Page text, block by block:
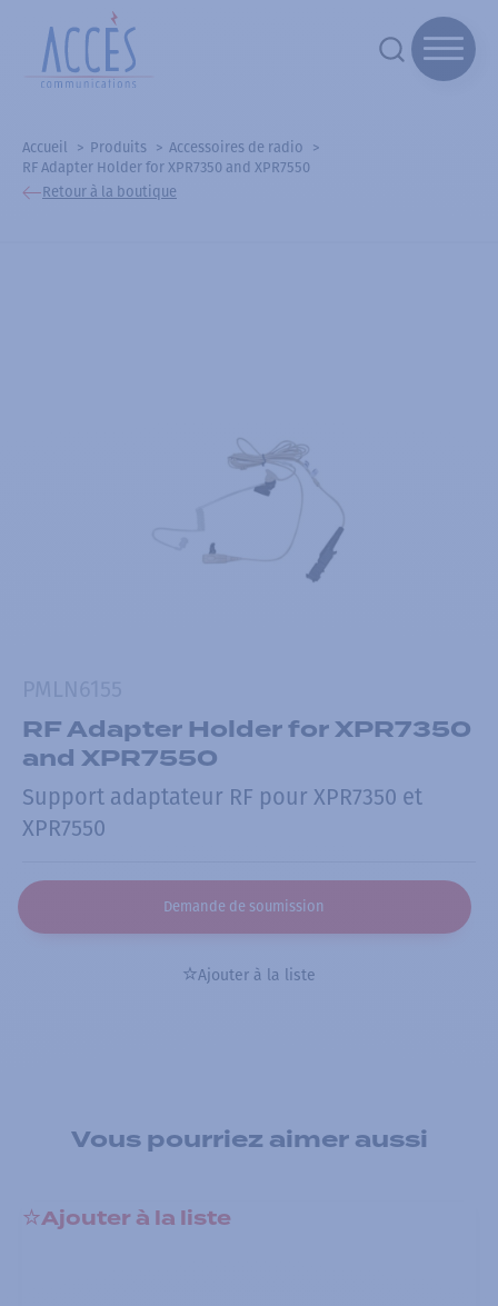
Accueil Produits
Accessoires de radio
RF Adapter Holder for XPR7350 and XPR7550
Retour à la boutique
RF Adapter Holder for XPR7350
and XPR7550
Support adaptateur RF pour XPR7350 et
XPR7550
Demande de soumission
Ajouter à la liste
Vous pourriez aimer aussi
Ajouter à la liste